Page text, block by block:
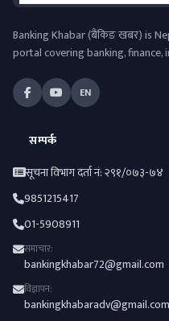
Banking Khabar (बैंकिङ खबर) is
portal covering banking, finance,
EN
सम्पर्क
सूचना विभाग दर्ता नं: २९१/०७३-७४
9851215417
01-5908911
समाचार:
bankingkhabar72@gmail.com
विज्ञापन:
bankingkhabaradv@gmail.com